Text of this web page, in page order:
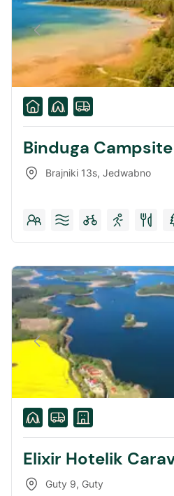
Binduga
Brajniki 13s, Jedwabno
Elixir Hotelik
Guty 9, Guty